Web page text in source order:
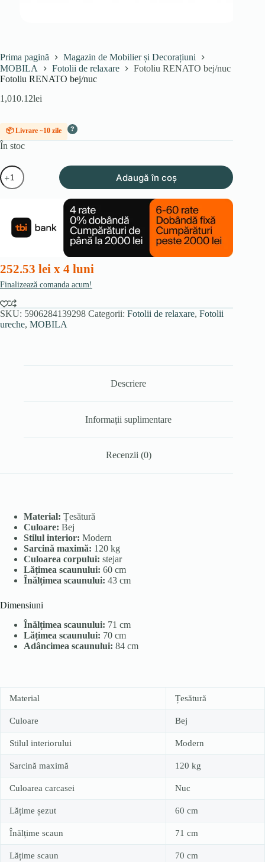
Prima pagină
Magazin de Mobilier și Decorațiuni
MOBILA
Fotolii de relaxare
Fotoliu RENATO bej/nuc
Fotoliu RENATO bej/nuc
1,010.12lei
📦 Livrare ~10 zile ?
În stoc
Cantitate
Fotoliu
RENATO
Adaugă în coș
252.53 lei x 4 luni
Finalizează comanda acum!
SKU: 5906284139298 Categorii: Fotolii de relaxare, Fotolii
ureche, MOBILA
Descriere
Informații suplimentare
Recenzii (0)
Material: Țesătură
Culoare: Bej
Stilul interior: Modern
Sarcină maximă: 120 kg
Culoarea corpului: stejar
Lățimea scaunului: 60 cm
Înălțimea scaunului: 43 cm
Dimensiuni
Înălțimea scaunului: 71 cm
Lățimea scaunului: 70 cm
Adâncimea scaunului: 84 cm
Material Țesătură
Culoare Bej
Stilul interiorului Modern
Sarcină maximă 120 kg
Culoarea carcasei Nuc
Lățime șezut 60 cm
Înălțime scaun 71 cm
Lățime scaun 70 cm